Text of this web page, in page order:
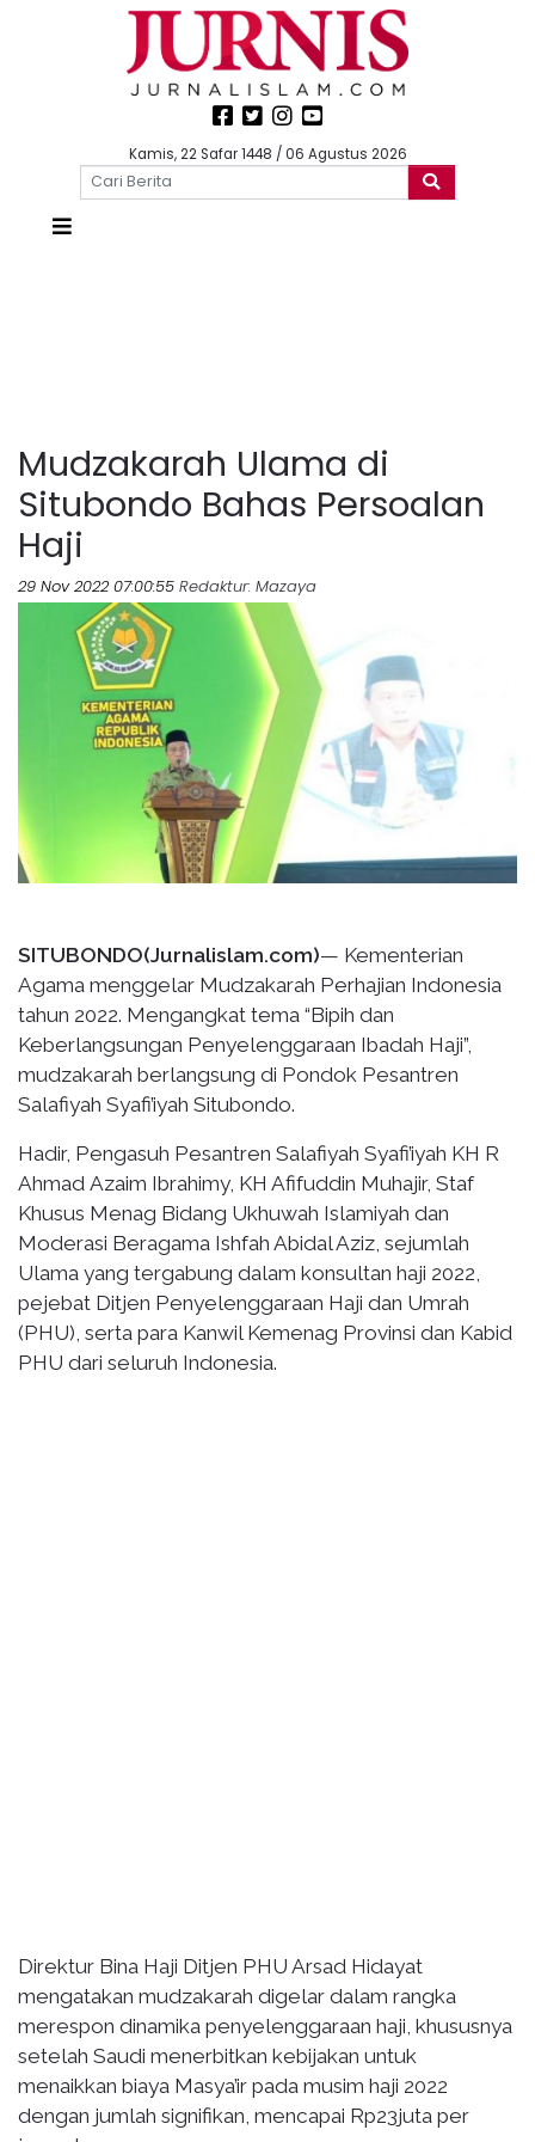
Kamis, 22 Safar 1448 / 06 Agustus 2026
Mudzakarah Ulama di
Situbondo Bahas Persoalan
Haji
29 Nov 2022 07:00:55 Redaktur: Mazaya
SITUBONDO(Jurnalislam.com)— Kementerian
Agama menggelar Mudzakarah Perhajian Indonesia
tahun 2022. Mengangkat tema “Bipih dan
Keberlangsungan Penyelenggaraan Ibadah Haji”,
mudzakarah berlangsung di Pondok Pesantren
Salafiyah Syafi’iyah Situbondo.
Hadir, Pengasuh Pesantren Salafiyah Syafi’iyah KH R
Ahmad Azaim Ibrahimy, KH Afifuddin Muhajir, Staf
Khusus Menag Bidang Ukhuwah Islamiyah dan
Moderasi Beragama Ishfah Abidal Aziz, sejumlah
Ulama yang tergabung dalam konsultan haji 2022,
pejebat Ditjen Penyelenggaraan Haji dan Umrah
(PHU), serta para Kanwil Kemenag Provinsi dan Kabid
PHU dari seluruh Indonesia.
Direktur Bina Haji Ditjen PHU Arsad Hidayat
mengatakan mudzakarah digelar dalam rangka
merespon dinamika penyelenggaraan haji, khususnya
setelah Saudi menerbitkan kebijakan untuk
menaikkan biaya Masya’ir pada musim haji 2022
dengan jumlah signifikan, mencapai Rp23juta per